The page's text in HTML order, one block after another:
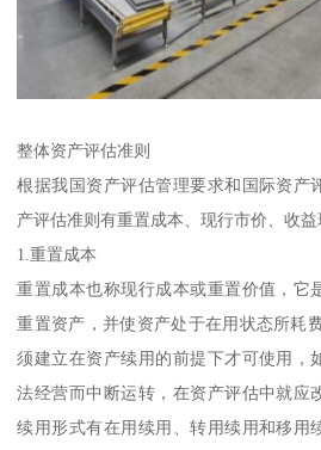
整体资产评估准则
根据我国资产评估管理要求和国际资产
产评估准则有重置成本、现行市价、收益
1.重置成本
重置成本也称现行成本或重置价值，它
重置资产，并使资产处于在用状态所耗
须建立在资产续用的前提下才可使用，
法经营而中断运转，在资产评估中就应
续用形式有在用续用、转用续用和移用